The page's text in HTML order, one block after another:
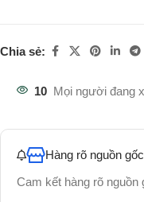
Chia sẻ:
10 Mọi người đang
Hàng rõ nguồn
Cam kết hàng rõ nguồn